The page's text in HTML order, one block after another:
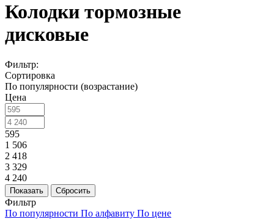
Колодки тормозные
дисковые
Фильтр:
Сортировка
По популярности (возрастание)
Цена
595
1 506
2 418
3 329
4 240
Показать Сбросить
Фильтр
По популярности По алфавиту По цене